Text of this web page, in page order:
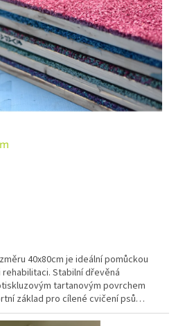
40x80cm je ideální pomůckou
Stabilní dřevěná
tartanovým povrchem
základ pro cílené cvičení psů